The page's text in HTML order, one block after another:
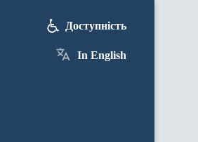
Доступність
In English